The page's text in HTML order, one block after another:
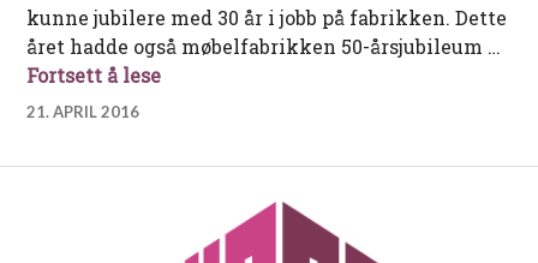
kunne jubilere med 30 år i jobb på fabrikken. Dette
året hadde også møbelfabrikken 50-årsjubileum …
Fortsett å leseI lang og tro tjeneste
21. APRIL 2016